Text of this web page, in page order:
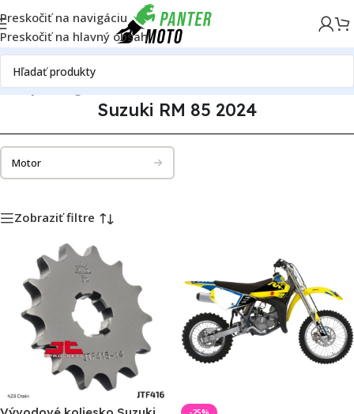
Preskočiť na navigáciu
Preskočiť na hlavný obsah
dielyKatalóg motoriekSuzukiSuzuki RM 85Suzuki RM 85 2024
Suzuki RM 85 2024
Motor
Zobraziť filtre